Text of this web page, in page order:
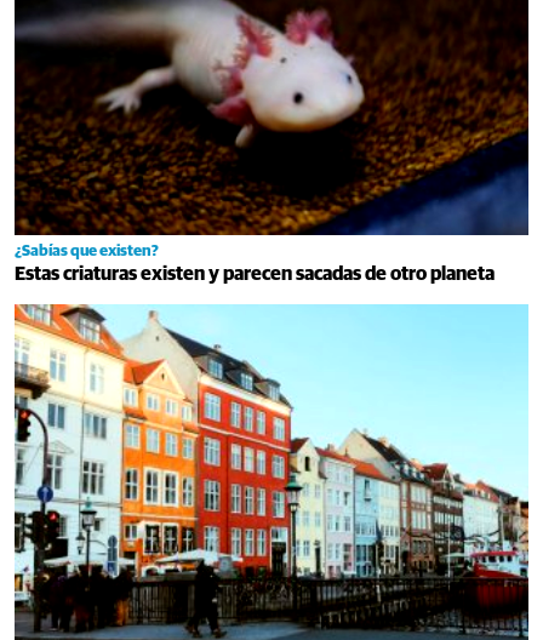
¿Sabías que existen?
Estas criaturas existen y parecen sacadas de otro planeta